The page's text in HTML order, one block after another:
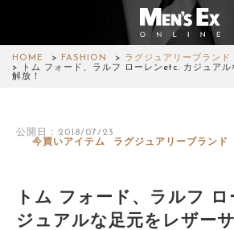
HOME FASHION
ラグジュアリーブランド
トム フォード、ラルフ ローレンetc. カジュア
解放！
公開日：2018/07/23
今買いアイテム
ラグジュアリーブランド
トム フォード、ラルフ
ジュアルな足元をレザー
FASHION
CAR&BIKE